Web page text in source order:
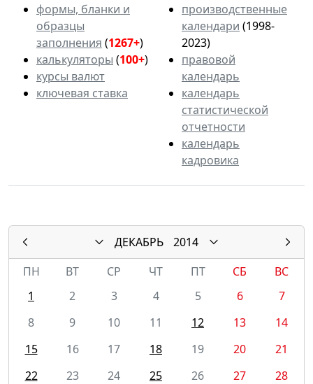
формы, бланки и
образцы
заполнения (1267+)
калькуляторы (100+)
курсы валют
ключевая ставка
производственные
календари (1998-
2023)
правовой
календарь
календарь
статистической
отчетности
календарь
кадровика
ДЕКАБРЬ
2014
ПН
ВТ СР ЧТ ПТ СБ
ВС
1
2 3 4 5 6
7
8
9 10 11 12 13
14
15
16 17 18 19 20
21
22
23 24 25 26 27
28